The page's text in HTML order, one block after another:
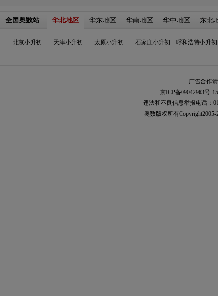
全国奥数站 华北地区 华东地区 华南地区 华中地区 东北
北京小升初 天津小升初 太原小升初 石家庄小升初 呼和浩特小升初
广告合作
京ICP备09042963号-15
违法和不良信息举报电话：
奥数 版权所有Copyright2005-